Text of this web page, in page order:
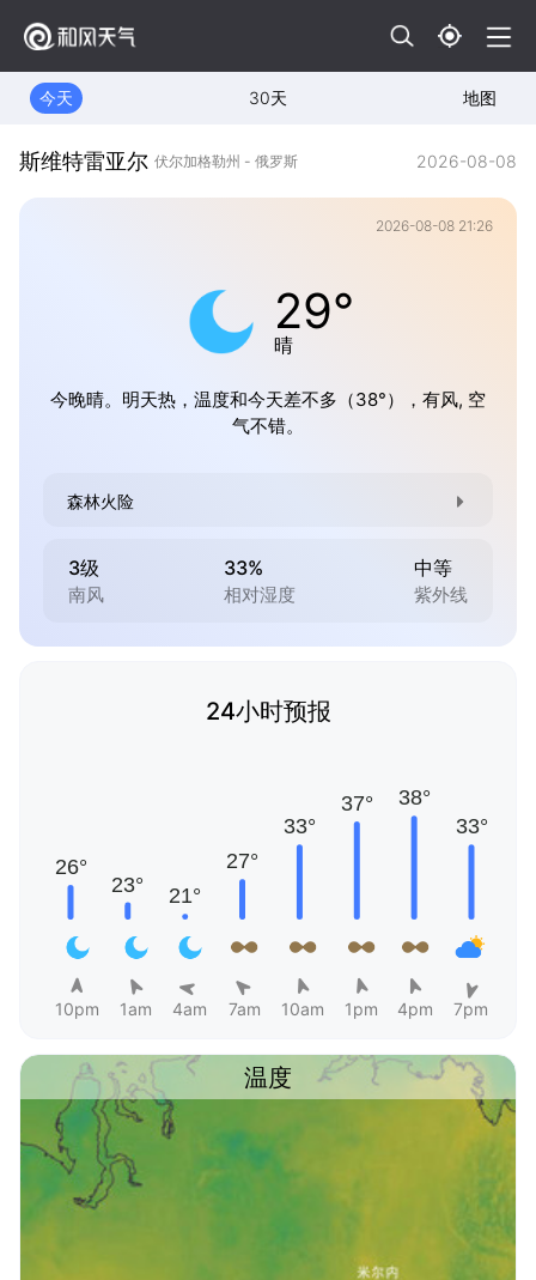
今天 30天 地图
斯维特雷亚尔 伏尔加格勒州 - 俄罗斯 2026-08-08
2026-08-08 21:26
29°
晴
今晚晴。明天热，温度和今天差不多（38°），有风, 空
气不错。
森林火险
3级
南风
33%
相对湿度
中等
紫外线
24小时预报
10pm 1am 4am 7am 10am 1pm 4pm 7pm
温度